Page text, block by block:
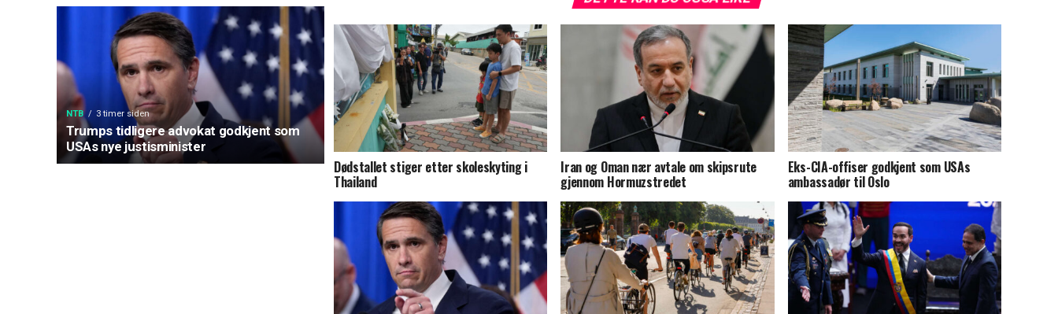
NTB 3 timer siden
Trumps tidligere advokat godkjent som
USAs nye justisminister
Dødstallet stiger etter skoleskyting i
Thailand
Iran og Oman nær avtale om skipsrute
gjennom Hormuzstredet
Eks-CIA-offiser godkjent som USAs
ambassadør til Oslo